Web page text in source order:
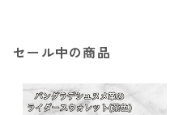
セール中の商品